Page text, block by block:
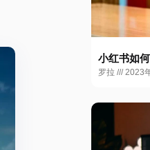
小红书如
罗拉 2023